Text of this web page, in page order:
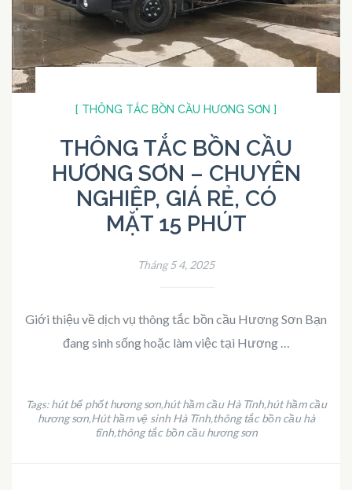
[ THÔNG TẮC BỒN CẦU HƯƠNG SƠN ]
THÔNG TẮC BỒN CẦU
HƯƠNG SƠN – CHUYÊN
NGHIỆP, GIÁ RẺ, CÓ
MẶT 15 PHÚT
Tháng 5 4, 2025
Giới thiệu về dịch vụ thông tắc bồn cầu Hương Sơn Bạn
đang sinh sống hoặc làm việc tại Hương …
Tags:hút bể phốt hương sơn,hút hầm cầu Hà Tĩnh,hút hầm cầu
hương sơn,Hút hầm vệ sinh Hà Tĩnh,thông tắc bồn cầu hà
tĩnh,thông tắc bồn cầu hương sơn